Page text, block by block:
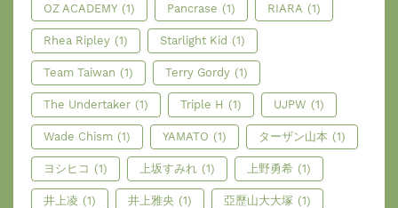
OZ ACADEMY (1) Pancrase (1) RIARA (1)
Rhea Ripley (1) Starlight Kid (1)
Team Taiwan (1) Terry Gordy (1)
The Undertaker (1) Triple H (1) UJPW (1)
Wade Chism (1) YAMATO (1) ターザン山本 (1)
ヨシヒコ (1) 上坂すみれ (1) 上野勇希 (1)
井上凌 (1) 井上雅央 (1) 亞歷山大大塚 (1)